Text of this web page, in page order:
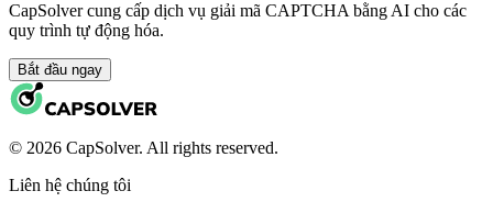
CapSolver cung cấp dịch vụ giải mã CAPTCHA bằng AI cho các
quy trình tự động hóa.
Bắt đầu ngay
© 2026 CapSolver. All rights reserved.
Liên hệ chúng tôi